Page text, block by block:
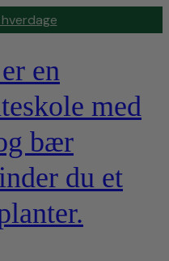
en
med
bær
du et